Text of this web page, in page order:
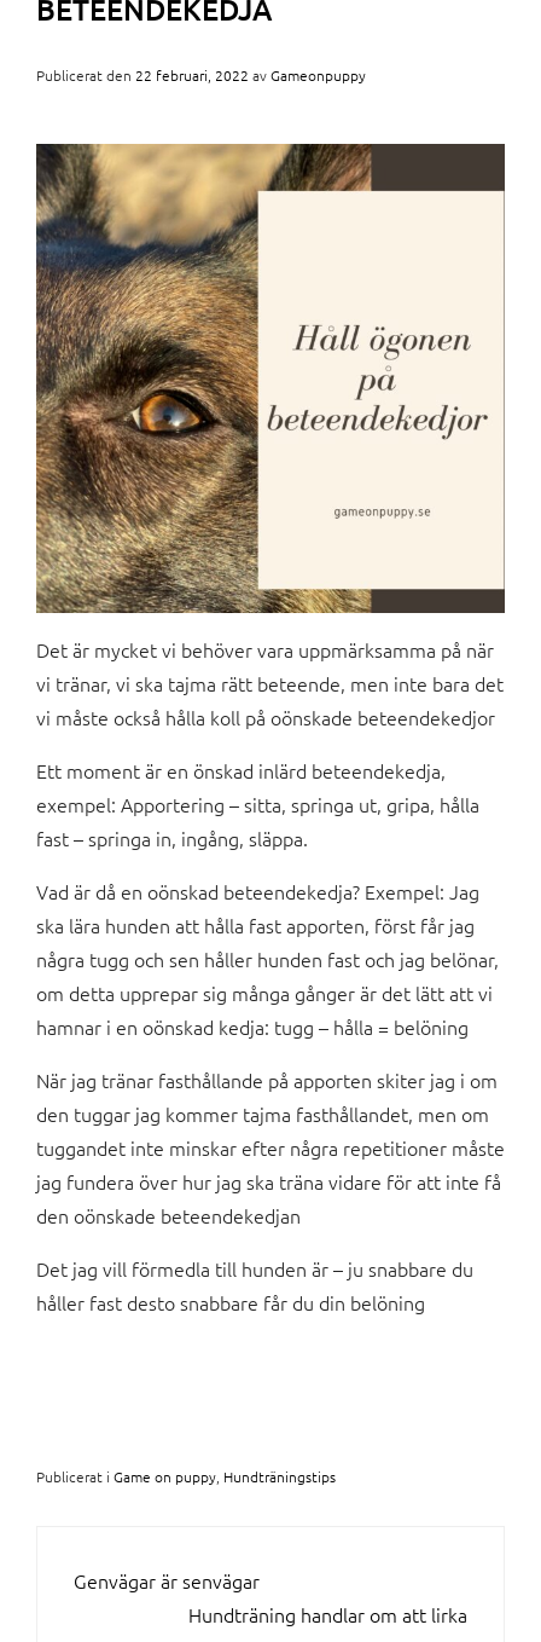
BETEENDEKEDJA
Publicerat den 22 februari, 2022 avGameonpuppy
Det är mycket vi behöver vara uppmärksamma på när
vi tränar, vi ska tajma rätt beteende, men inte bara det
vi måste också hålla koll på oönskade beteendekedjor
Ett moment är en önskad inlärd beteendekedja,
exempel: Apportering – sitta, springa ut, gripa, hålla
fast – springa in, ingång, släppa.
Vad är då en oönskad beteendekedja? Exempel: Jag
ska lära hunden att hålla fast apporten, först får jag
några tugg och sen håller hunden fast och jag belönar,
om detta upprepar sig många gånger är det lätt att vi
hamnar i en oönskad kedja: tugg – hålla = belöning
När jag tränar fasthållande på apporten skiter jag i om
den tuggar jag kommer tajma fasthållandet, men om
tuggandet inte minskar efter några repetitioner måste
jag fundera över hur jag ska träna vidare för att inte få
den oönskade beteendekedjan
Det jag vill förmedla till hunden är – ju snabbare du
håller fast desto snabbare får du din belöning
Publicerat i Game on puppy, Hundträningstips
INLÄGGSNAVIGERING
Genvägar är senvägar
Hundträning handlar om att lirka